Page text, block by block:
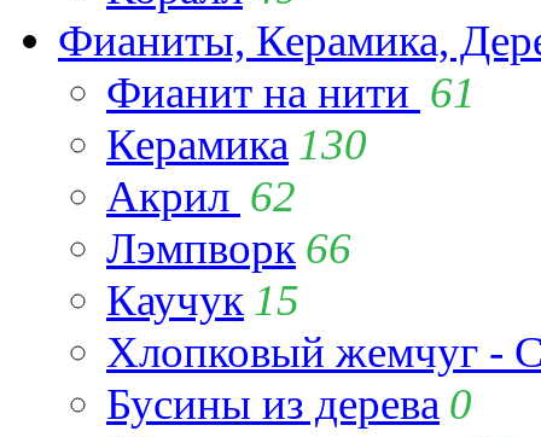
Фианиты, Керамика,
Фианит на нити 61
Керамика 130
Акрил 62
Лэмпворк 66
Каучук 15
Хлопковый жемчуг -
Бусины из дерева 0